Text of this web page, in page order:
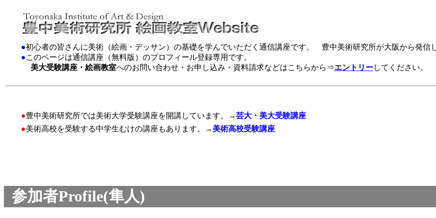
●初心者の皆さんに美術（絵画・デッサン）の基礎を学んでいただく通信講座です。 豊中美術研究所が大阪から発信
●このページは通信講座（無料版）のプロフィール登録専用です。
美大受験講座・絵画教室へのお問い合わせ・お申し込み・資料請求などはこちらから⇒エントリーしてください。
●豊中美術研究所では美術大学受験講座を開講しています。→芸大・美大受験講座
●美術高校を受験する中学生むけの講座もあります。→ 美術高校受験講座
参加者Profile(隼人)